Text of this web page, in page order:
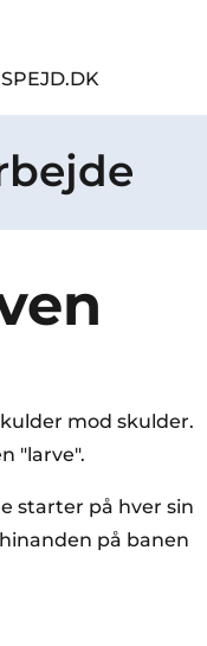
mod skulder.
"larve".
starter på hver sin
på banen